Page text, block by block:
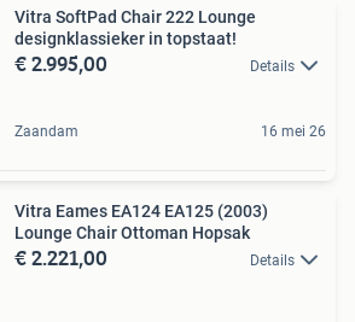
Vitra SoftPad Chair 222 Lounge
designklassieker in topstaat!
€ 2.995,00 Details
Zaandam 16 mei 26
Vitra Eames EA124 EA125 (2003)
Lounge Chair Ottoman Hopsak
€ 2.221,00 Details